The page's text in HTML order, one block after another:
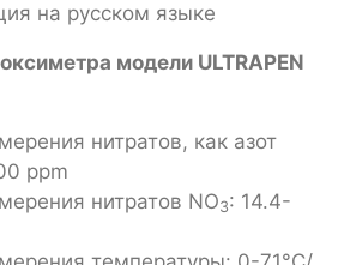
на русском языке
модели ULTRAPEN
нитратов, как азот
ppm
нитратов NO3: 14.4-